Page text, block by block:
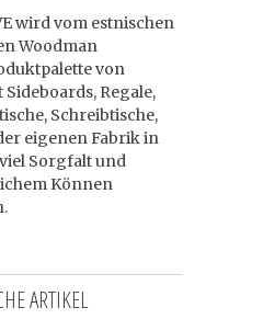
wird vom estnischen
Woodman
von
Regale,
Schreibtische,
eigenen Fabrik in
Sorgfalt und
Können
ARTIKEL